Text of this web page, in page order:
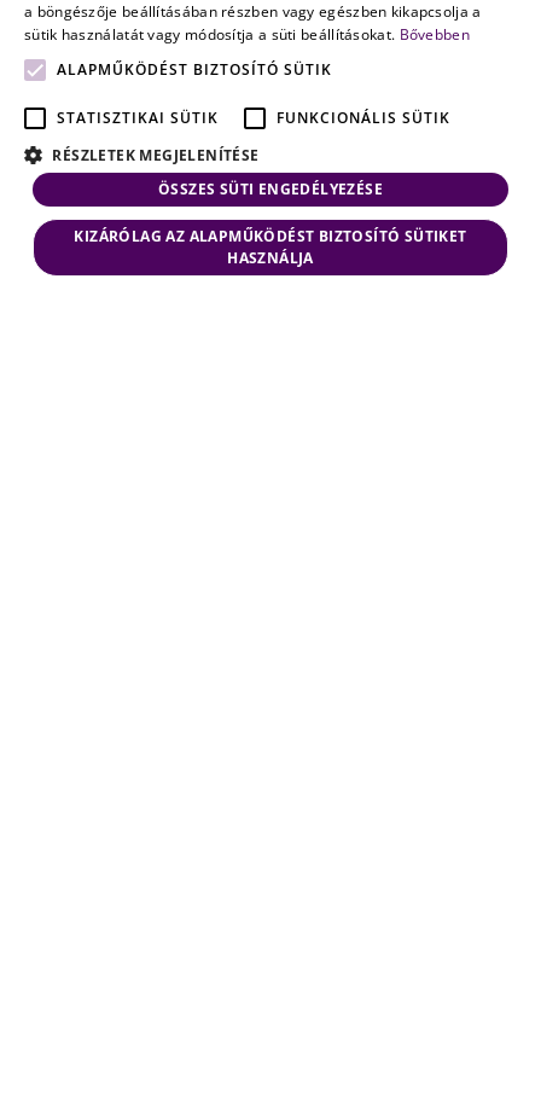
a böngészője beállításában részben vagy egészben kikapcsolja a
sütik használatát vagy módosítja a süti beállításokat. Bővebben
ALAPMŰKÖDÉST BIZTOSÍTÓ SÜTIK
STATISZTIKAI SÜTIK
FUNKCIONÁLIS SÜTIK
RÉSZLETEK MEGJELENÍTÉSE
ÖSSZES SÜTI ENGEDÉLYEZÉSE
KIZÁRÓLAG AZ ALAPMŰKÖDÉST BIZTOSÍTÓ SÜTIKET
HASZNÁLJA